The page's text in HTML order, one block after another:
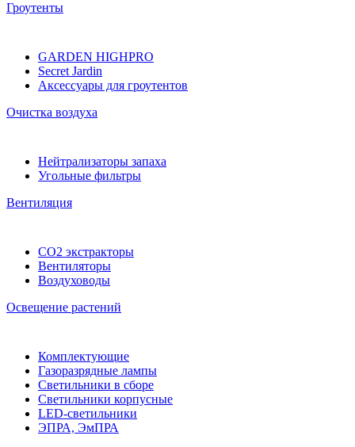
Гроутенты
GARDEN HIGHPRO
Secret Jardin
Аксессуары для гроутентов
Очистка воздуха
Нейтрализаторы запаха
Угольные фильтры
Вентиляция
CO2 экстракторы
Вентиляторы
Воздуховоды
Освещение растений
Комплектующие
Газоразрядные лампы
Светильники в сборе
Светильники корпусные
LED-светильники
ЭПРА, ЭмПРА